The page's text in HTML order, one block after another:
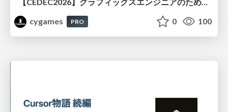
cygames
PRO 0 100